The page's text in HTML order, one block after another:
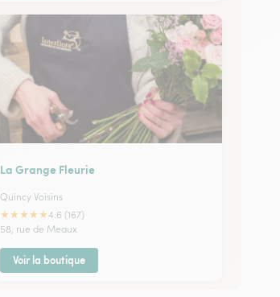
La Grange Fleurie
Quincy Voisins
★★★★★4.6 (167)
58, rue de Meaux
Voir la boutique